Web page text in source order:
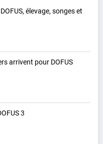
élevage, songes et
arrivent pour DOFUS
3